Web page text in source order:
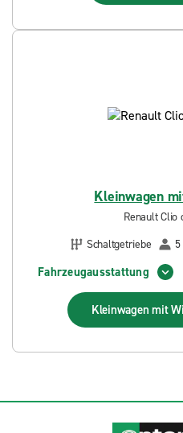
Kleinwagen
Renault Clio
Schaltgetriebe
5
Fahrzeugausstattung
Kleinwagen mit